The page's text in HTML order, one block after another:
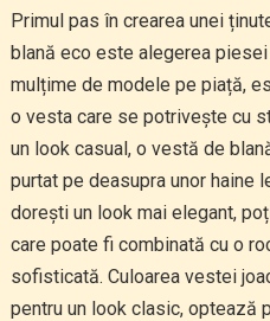
Primul pas în crearea unei
blană eco este alegerea
mulțime de modele pe piață,
o vesta care se potrivește cu
un look casual, o vestă de
purtat pe deasupra unor haine
dorești un look mai elegant,
care poate fi combinată cu o
sofisticată. Culoarea vestei
pentru un look clasic, optează